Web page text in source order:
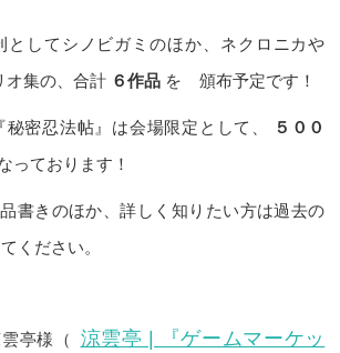
としてシノビガミのほか、ネクロニカや
オ集の、合計 ６作品 を 頒布予定です！
密忍法帖』は会場限定として、 ５００
っております！
書きのほか、詳しく知りたい方は過去の
ください。
亭様（
涼雲亭 | 『ゲームマーケッ